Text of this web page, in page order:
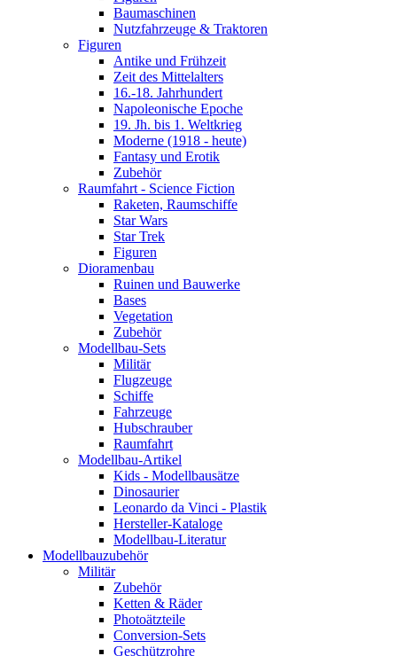
Baumaschinen
Nutzfahrzeuge & Traktoren
Figuren
Antike und Frühzeit
Zeit des Mittelalters
16.-18. Jahrhundert
Napoleonische Epoche
19. Jh. bis 1. Weltkrieg
Moderne (1918 - heute)
Fantasy und Erotik
Zubehör
Raumfahrt - Science Fiction
Raketen, Raumschiffe
Star Wars
Star Trek
Figuren
Dioramenbau
Ruinen und Bauwerke
Bases
Vegetation
Zubehör
Modellbau-Sets
Militär
Flugzeuge
Schiffe
Fahrzeuge
Hubschrauber
Raumfahrt
Modellbau-Artikel
Kids - Modellbausätze
Dinosaurier
Leonardo da Vinci - Plastik
Hersteller-Kataloge
Modellbau-Literatur
Modellbauzubehör
Militär
Zubehör
Ketten & Räder
Photoätzteile
Conversion-Sets
Geschützrohre